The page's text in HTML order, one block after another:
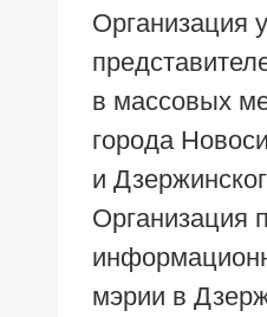
Организация
в массовых
города
и
Организация
мэрии в